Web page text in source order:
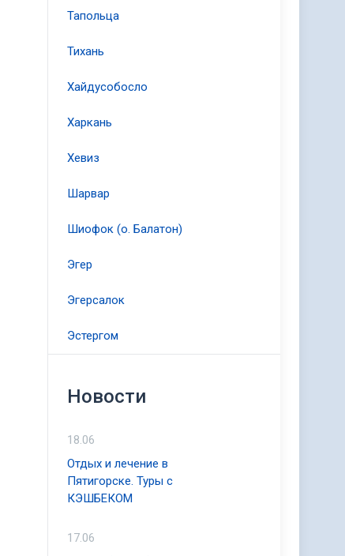
Тапольца
Тихань
Хайдусобосло
Харкань
Хевиз
Шарвар
Шиофок (о. Балатон)
Эгер
Эгерсалок
Эстергом
Новости
18.06
Отдых и лечение в
Пятигорске. Туры с
КЭШБЕКОМ
17.06